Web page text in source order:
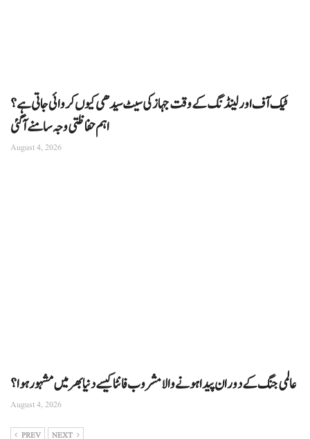
ٹیک آف اور لینڈنگ کے وقت جہاز کی سیٹ سیدھی کیوں کروائی جاتی ہے؟
اہم حفاظتی وجہ سامنے آگئی
August 4, 2026
عالمی جنگ کے دوران پیدا ہونے والا مشروب فانٹا کیسے دنیا بھر میں مشہور ہوا؟
August 4, 2026
PREV NEXT